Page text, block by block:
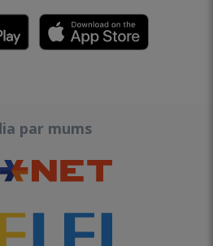
par mums